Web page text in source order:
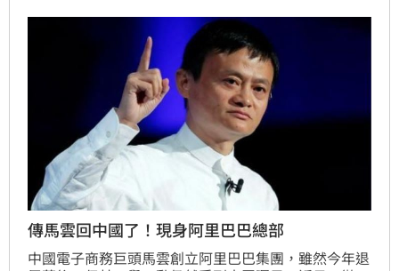
傳馬雲回中國了！現身阿里巴巴總部
中國電子商務巨頭馬雲創立阿里巴巴集團，雖然今年退